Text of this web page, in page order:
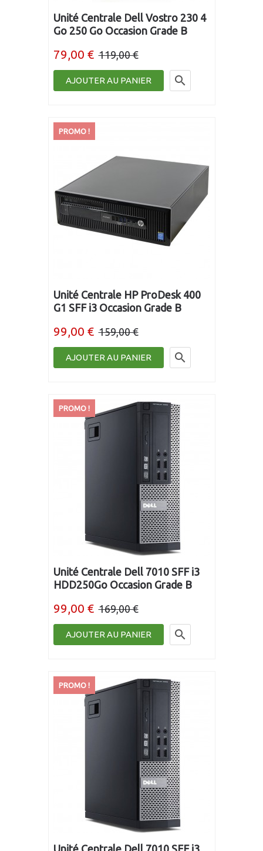
Unité Centrale Dell Vostro 230 4
Go 250 Go Occasion Grade B
79,00 € 119,00 €
AJOUTER AU PANIER 
PROMO !
Unité Centrale HP ProDesk 400
G1 SFF i3 Occasion Grade B
99,00 € 159,00 €
AJOUTER AU PANIER 
PROMO !
Unité Centrale Dell 7010 SFF i3
HDD250Go Occasion Grade B
99,00 € 169,00 €
AJOUTER AU PANIER 
PROMO !
Unité Centrale Dell 7010 SFF i3